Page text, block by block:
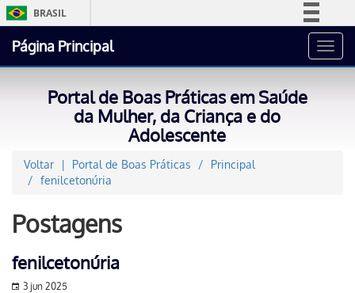
BRASIL
Acesso à informação
Canais
Página Principal
Portal de Boas Práticas em Saúde
da Mulher, da Criança e do
Adolescente
Voltar Portal de Boas Práticas
Principal
fenilcetonúria
Postagens
fenilcetonúria
3 jun 2025